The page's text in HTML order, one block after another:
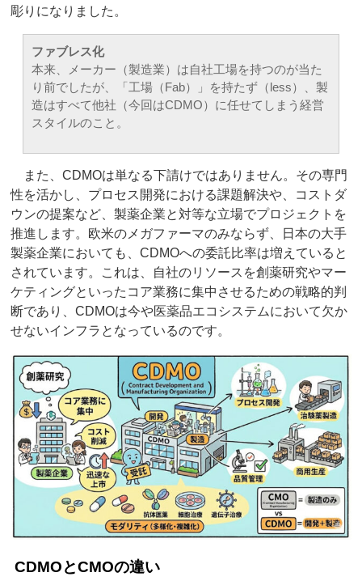
彫りになりました。
ファブレス化
本来、メーカー（製造業）は自社工場を持つのが当た
り前でしたが、「工場（Fab）」を持たず（less）、製
造はすべて他社（今回はCDMO）に任せてしまう経営
スタイルのこと。
また、CDMOは単なる下請けではありません。その専門
性を活かし、プロセス開発における課題解決や、コストダ
ウンの提案など、製薬企業と対等な立場でプロジェクトを
推進します。欧米のメガファーマのみならず、日本の大手
製薬企業においても、CDMOへの委託比率は増えていると
されています。これは、自社のリソースを創薬研究やマー
ケティングといったコア業務に集中させるための戦略的判
断であり、CDMOは今や医薬品エコシステムにおいて欠か
せないインフラとなっているのです。
CDMOとCMOの違い